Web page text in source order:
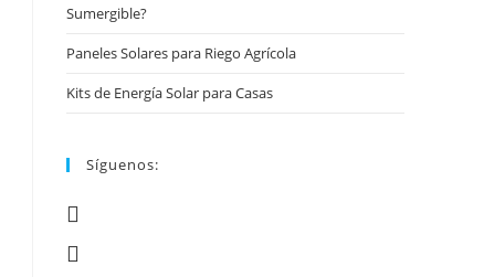
Sumergible?
Paneles Solares para Riego Agrícola
Kits de Energía Solar para Casas
Síguenos: